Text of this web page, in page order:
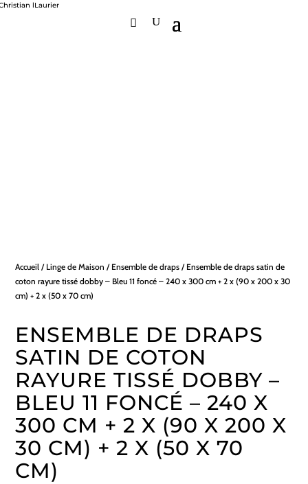
Accueil / Linge de Maison / Ensemble de draps / Ensemble de draps satin de
coton rayure tissé dobby – Bleu 11 foncé – 240 x 300 cm + 2 x (90 x 200 x 30
cm) + 2 x (50 x 70 cm)
ENSEMBLE DE DRAPS
SATIN DE COTON
RAYURE TISSÉ DOBBY –
BLEU 11 FONCÉ – 240 X
300 CM + 2 X (90 X 200 X
30 CM) + 2 X (50 X 70
CM)